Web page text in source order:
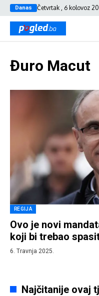
Danas Četvrtak , 6 kolovoz
Đuro Macut
REGIJA
Ovo je novi
koji bi trebao
6. Travnja 2025.
Najčitanije ovaj